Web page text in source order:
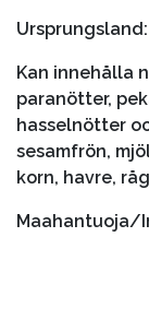
Ursprungsland:
Kan innehålla
paranötter,
hasselnötter
sesamfrön,
korn, havre,
Maahantuoja/